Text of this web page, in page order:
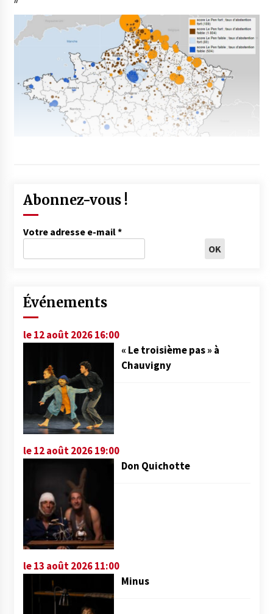
Abonnez-vous !
Votre adresse e-mail*
Événements
le 12 août 2026 16:00
« Le troisième pas » à
Chauvigny
le 12 août 2026 19:00
Don Quichotte
le 13 août 2026 11:00
Minus